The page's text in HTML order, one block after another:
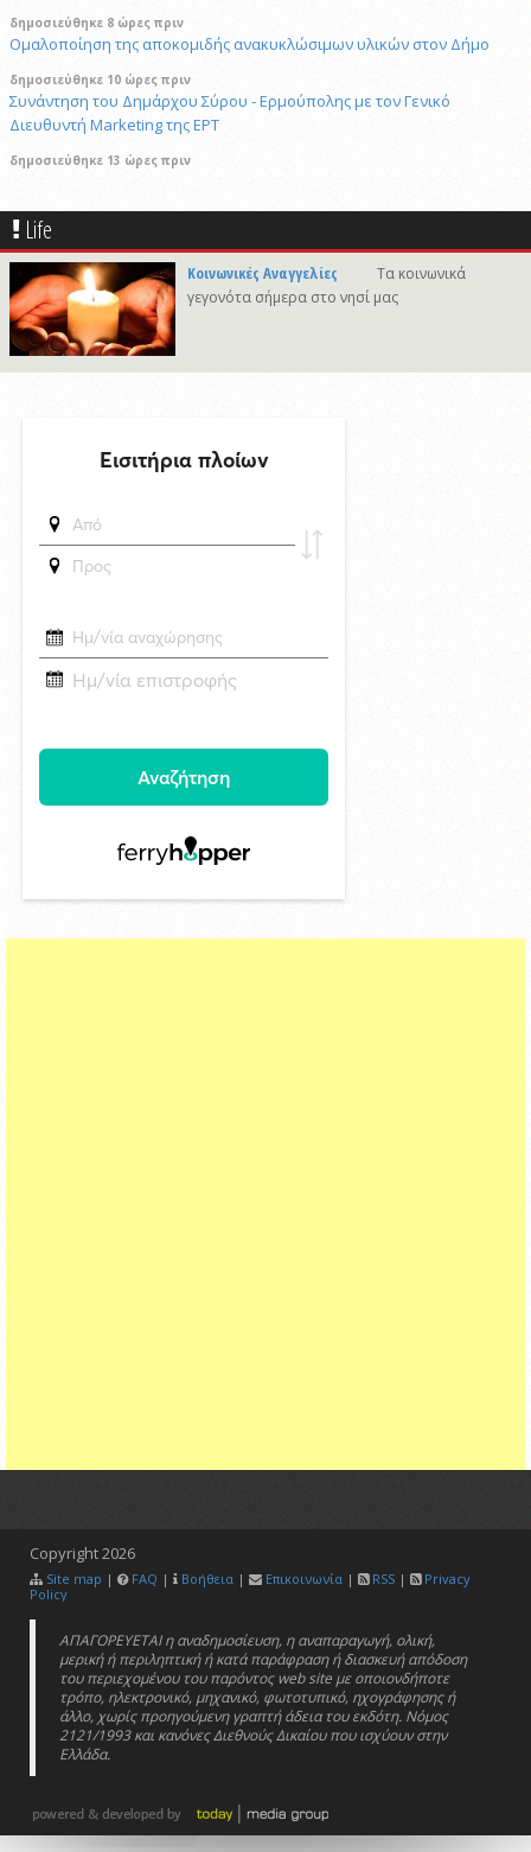
δημοσιεύθηκε 8 ώρες πριν
Ομαλοποίηση της αποκομιδής ανακυκλώσιμων υλικών στον Δήμο
δημοσιεύθηκε 10 ώρες πριν
Συνάντηση του Δημάρχου Σύρου - Ερμούπολης με τον Γενικό
Διευθυντή Marketing της ΕΡΤ
δημοσιεύθηκε 13 ώρες πριν
καμπίνα του
29/4/2026 18:53
Μυστήριο με το ραντεβού Πεζεσκιάν - Χαμενεϊ: Βρέθηκαν σε ένα
σκοτεινό αυτοκίνητο, άκουγαν, αλλά δεν έβλεπαν ο ένας τον άλλο
δημοσιεύθηκε 5 ώρες πριν
Πρώτη προσέγγιση του υπερπολυτελούς EXPLORA II στη Σύρο με
δημοσιεύθηκε 6 ώρες πριν
Στο Εθνικό Πρόγραμμα Ανάπτυξης η αναβάθμιση του Αεροδρομίου
Πάρου
Life
Κοινωνικές Αναγγελίες
Τα κοινωνικά
γεγονότα σήμερα στο νησί μας
Copyright2026
Site map | FAQ | Βοήθεια | Επικοινωνία | RSS |
Privacy
Policy
ΑΠΑΓΟΡΕΥΕΤΑΙ η αναδημοσίευση, η αναπαραγωγή, ολική,
μερική ή περιληπτική ή κατά παράφραση ή διασκευή απόδοση
του περιεχομένου του παρόντος web site με οποιονδήποτε
τρόπο, ηλεκτρονικό, μηχανικό, φωτοτυπικό, ηχογράφησης ή
άλλο, χωρίς προηγούμενη γραπτή άδεια του εκδότη. Νόμος
2121/1993 και κανόνες Διεθνούς Δικαίου που ισχύουν στην
Ελλάδα.